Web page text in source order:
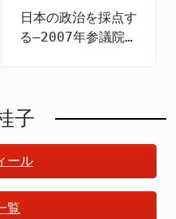
日本の政治を採点す
る―2007年参議院選
子
ール
覧